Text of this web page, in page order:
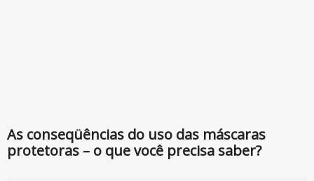
As conseqüências do uso das máscaras
protetoras – o que você precisa saber?